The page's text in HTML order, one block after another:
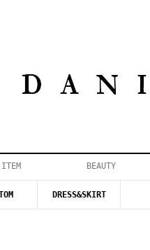
BEAUTY
DRESS&SKIRT